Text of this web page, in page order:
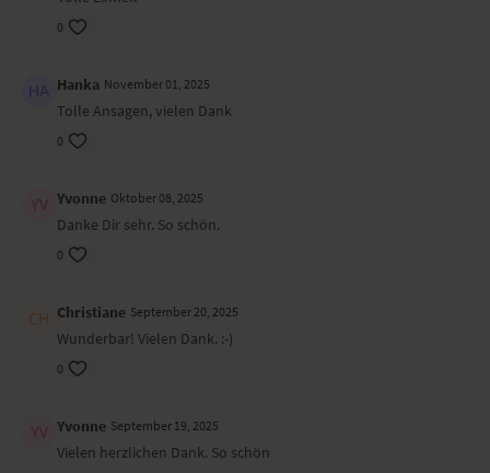
Savasana
0
Hanka November 01, 2025
Tolle Ansagen, vielen Dank
0
Yvonne Oktober 08, 2025
Danke Dir sehr. So schön.
0
Christiane September 20, 2025
Wunderbar! Vielen Dank. :-)
0
Yvonne September 19, 2025
Vielen herzlichen Dank. So schön